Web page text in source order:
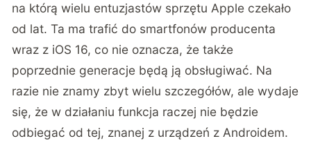
na którą wielu entuzjastów sprzętu Apple czekało
od lat. Ta ma trafić do smartfonów producenta
wraz z iOS 16, co nie oznacza, że także
poprzednie generacje będą ją obsługiwać. Na
razie nie znamy zbyt wielu szczegółów, ale wydaje
się, że w działaniu funkcja raczej nie będzie
odbiegać od tej, znanej z urządzeń z Androidem.